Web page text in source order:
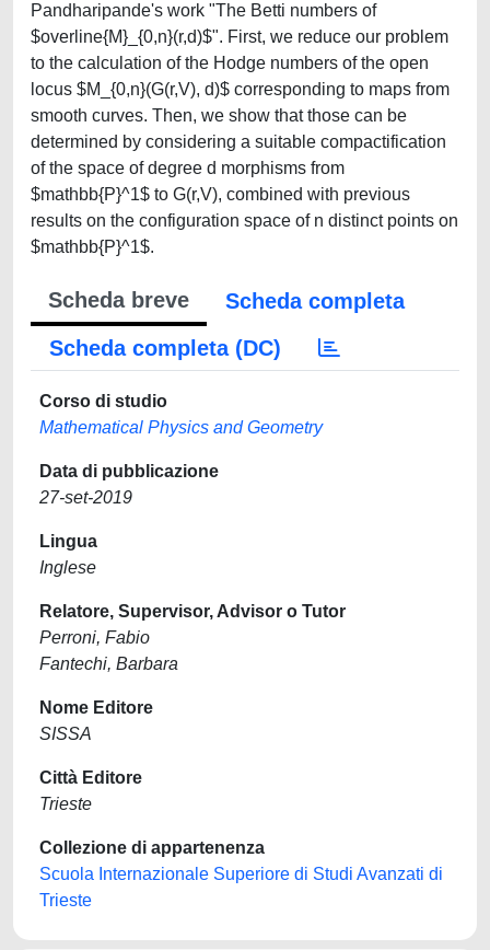
Pandharipande's work "The Betti numbers of
$overline{M}_{0,n}(r,d)$". First, we reduce our problem
to the calculation of the Hodge numbers of the open
locus $M_{0,n}(G(r,V), d)$ corresponding to maps from
smooth curves. Then, we show that those can be
determined by considering a suitable compactification
of the space of degree d morphisms from
$mathbb{P}^1$ to G(r,V), combined with previous
results on the configuration space of n distinct points on
$mathbb{P}^1$.
Scheda breve
Scheda completa
Scheda completa (DC)
Corso di studio
Mathematical Physics and Geometry
Data di pubblicazione
27-set-2019
Lingua
Inglese
Relatore, Supervisor, Advisor o Tutor
Perroni, Fabio
Fantechi, Barbara
Nome Editore
SISSA
Città Editore
Trieste
Collezione di appartenenza
Scuola Internazionale Superiore di Studi Avanzati di
Trieste